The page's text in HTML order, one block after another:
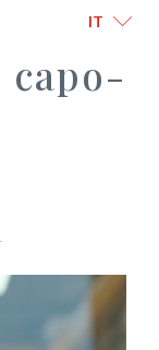
IT
capo-